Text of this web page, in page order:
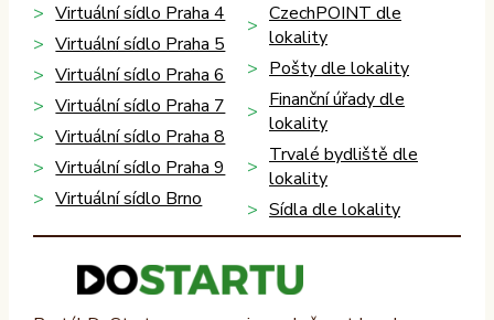
Virtuální sídlo Praha 4
Virtuální sídlo Praha 5
Virtuální sídlo Praha 6
Virtuální sídlo Praha 7
Virtuální sídlo Praha 8
Virtuální sídlo Praha 9
Virtuální sídlo Brno
CzechPOINT dle
lokality
Pošty dle lokality
Finanční úřady dle
lokality
Trvalé bydliště dle
lokality
Sídla dle lokality